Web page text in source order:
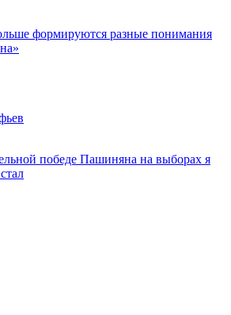
формируются разные понимания
победе Пашиняна на выборах я